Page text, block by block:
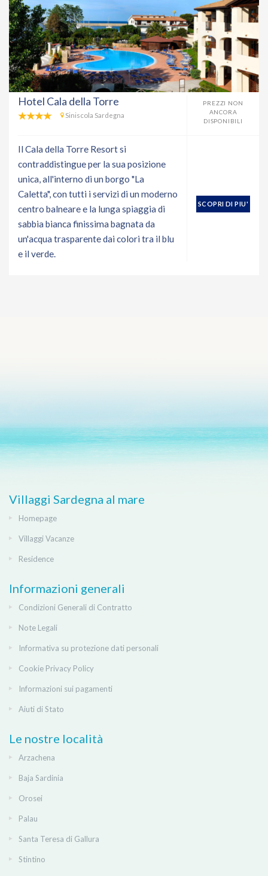
Hotel Cala della Torre
Siniscola Sardegna
PREZZI NON
ANCORA
DISPONIBILI
Il Cala della Torre Resort si
contraddistingue per la sua posizione
unica, all'interno di un borgo "La
Caletta", con tutti i servizi di un moderno
centro balneare e la lunga spiaggia di
sabbia bianca finissima bagnata da
un'acqua trasparente dai colori tra il blu
e il verde.
SCOPRI DI PIU'
Villaggi Sardegna al mare
Homepage
Villaggi Vacanze
Residence
Informazioni generali
Condizioni Generali di Contratto
Note Legali
Informativa su protezione dati personali
Cookie Privacy Policy
Informazioni sui pagamenti
Aiuti di Stato
Le nostre località
Arzachena
Baja Sardinia
Orosei
Palau
Santa Teresa di Gallura
Stintino